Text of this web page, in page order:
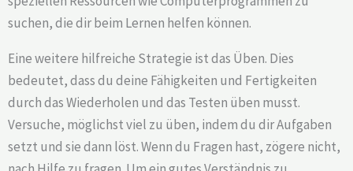
suchen, die dir beim Lernen helfen können.
Eine weitere hilfreiche Strategie ist das Üben. Dies
bedeutet, dass du deine Fähigkeiten und Fertigkeiten
durch das Wiederholen und das Testen üben musst.
Versuche, möglichst viel zu üben, indem du dir Aufgaben
setzt und sie dann löst. Wenn du Fragen hast, zögere nicht,